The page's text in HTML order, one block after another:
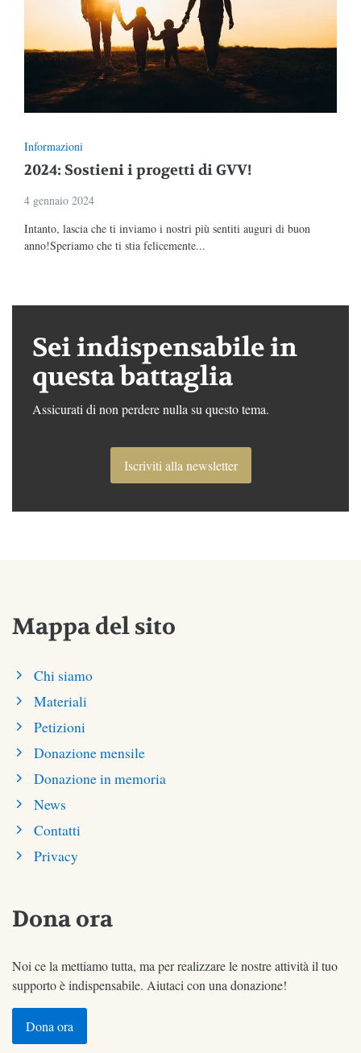
Informazioni
2024: Sostieni i progetti di GVV!
4 gennaio 2024
Intanto, lascia che ti inviamo i nostri più sentiti auguri di buon
anno!Speriamo che ti stia felicemente...
Sei indispensabile in
questa battaglia
Assicurati di non perdere nulla su questo tema.
Iscriviti alla newsletter
Mappa del sito
Chi siamo
Materiali
Petizioni
Donazione mensile
Donazione in memoria
News
Contatti
Privacy
Dona ora
Noi ce la mettiamo tutta, ma per realizzare le nostre attività il tuo
supporto è indispensabile. Aiutaci con una donazione!
Dona ora